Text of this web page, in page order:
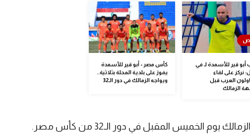
أبو قير للأسمدة لـ في
نركز على لقاء
العرب قبل
الزمالك
كأس مصر - أبو قير للأسمدة
يفوز على بلدية المحلة بثلاثية..
ويواجه الزمالك في دور الـ32
يوم الخميس المقبل في دور الـ32 من كأس مصر.